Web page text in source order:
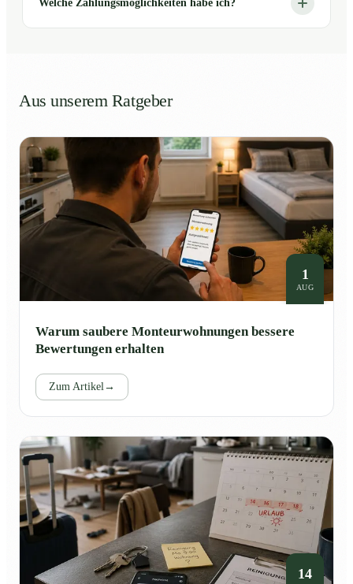
Welche Zahlungsmöglichkeiten habe ich?
Aus unserem Ratgeber
1
AUG
Warum saubere Monteurwohnungen bessere
Bewertungen erhalten
Zum Artikel→
14